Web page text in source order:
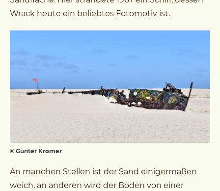
Wrack heute ein beliebtes Fotomotiv ist.
© Günter Kromer
An manchen Stellen ist der Sand einigermaßen
weich, an anderen wird der Boden von einer